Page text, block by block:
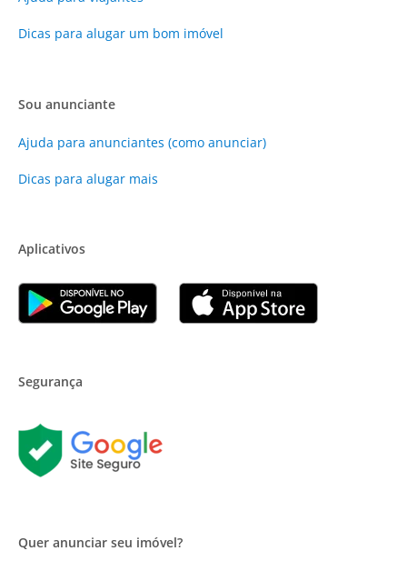
Dicas para alugar um bom imóvel
Sou anunciante
Ajuda para anunciantes (como anunciar)
Dicas para alugar mais
Aplicativos
Segurança
Quer anunciar seu imóvel?